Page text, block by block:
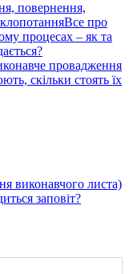
повернення,
Все про
процесах – як та
провадження
скільки стоять їх
виконавчого листа)
заповіт?